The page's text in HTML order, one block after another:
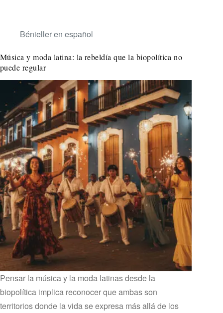
Bénieller en español
Música y moda latina: la rebeldía que la biopolítica no
puede regular
Pensar la música y la moda latinas desde la
biopolítica implica reconocer que ambas son
territorios donde la vida se expresa más allá de los